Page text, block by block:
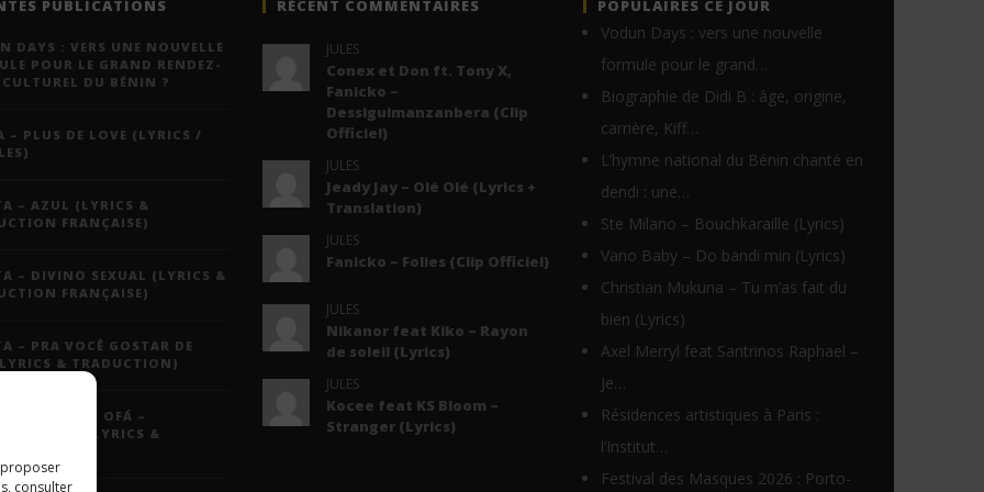
proposer
consulter
PUBLICATIONS
DAYS : VERS UNE NOUVELLE
POUR LE GRAND RENDEZ-
DU BÉNIN ?
– PLUS DE LOVE (LYRICS /
– AZUL (LYRICS &
FRANÇAISE)
– DIVINO SEXUAL (LYRICS &
FRANÇAISE)
– PRA VOCÊ GOSTAR DE
& TRADUCTION)
FT. GRUPO OFÁ –
(LYRICS &
RÉCENT COMMENTAIRES
JULES
Conex et Don ft. Tony X,
Fanicko –
Dessiguimanzanbera (Clip
Officiel)
JULES
Jeady Jay – Olé Olé (Lyrics +
Translation)
JULES
Fanicko – Folies (Clip Officiel)
JULES
Nikanor feat Kiko – Rayon
de soleil (Lyrics)
JULES
Kocee feat KS Bloom –
Stranger (Lyrics)
POPULAIRES CE JOUR
Vodun Days : vers une nouvelle
formule pour le grand…
Biographie de Didi B : âge, origine,
carrière, Kiff…
L’hymne national du Bénin chanté en
dendi : une…
Ste Milano – Bouchkaraille (Lyrics)
Vano Baby – Do bandi min (Lyrics)
Christian Mukuna – Tu m’as fait du
bien (Lyrics)
Axel Merryl feat Santrinos Raphael –
Je…
Résidences artistiques à Paris :
l’Institut…
Festival des Masques 2026 : Porto-